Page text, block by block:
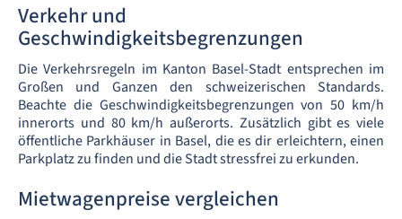
Verkehr und
Geschwindigkeitsbegrenzungen
Die Verkehrsregeln im Kanton Basel-Stadt entsprechen im
Großen und Ganzen den schweizerischen Standards.
Beachte die Geschwindigkeitsbegrenzungen von 50 km/h
innerorts und 80 km/h außerorts. Zusätzlich gibt es viele
öffentliche Parkhäuser in Basel, die es dir erleichtern, einen
Parkplatz zu finden und die Stadt stressfrei zu erkunden.
Mietwagenpreise vergleichen